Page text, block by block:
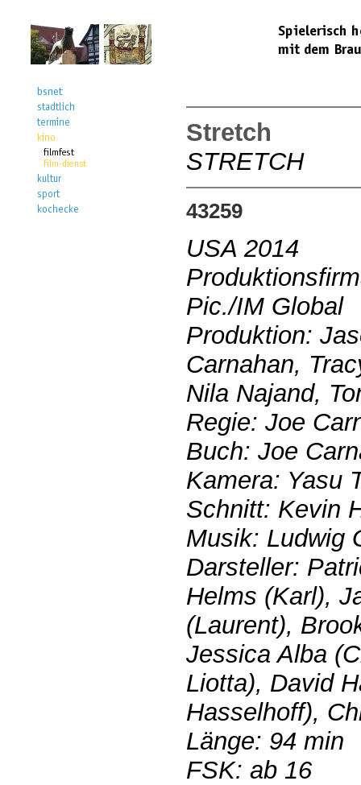
Stretch
STRETCH
43259
USA 2014
Pic./IM Global
Produktion:
Carnahan,
Nila Najand,
Regie: Joe
Buch: Joe
Kamera: Yasu
Schnitt: Kevin
Musik: Ludwig
Darsteller:
Helms (Karl),
(Laurent),
Jessica Alba
Liotta), David
Hasselhoff),
Länge: 94 min
FSK: ab 16